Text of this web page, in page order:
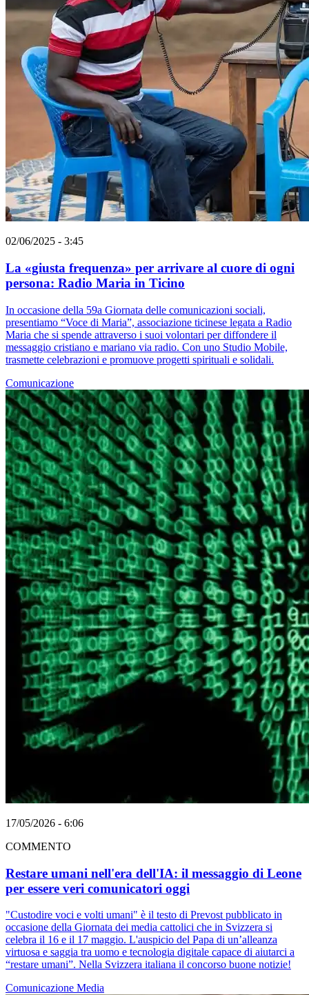
02/06/2025 - 3:45
La «giusta frequenza» per arrivare al cuore di ogni
persona: Radio Maria in Ticino
In occasione della 59a Giornata delle comunicazioni sociali,
presentiamo “Voce di Maria”, associazione ticinese legata a Radio
Maria che si spende attraverso i suoi volontari per diffondere il
messaggio cristiano e mariano via radio. Con uno Studio Mobile,
trasmette celebrazioni e promuove progetti spirituali e solidali.
Comunicazione
17/05/2026 - 6:06
COMMENTO
Restare umani nell'era dell'IA: il messaggio di Leone
per essere veri comunicatori oggi
"Custodire voci e volti umani" è il testo di Prevost pubblicato in
occasione della Giornata dei media cattolici che in Svizzera si
celebra il 16 e il 17 maggio. L'auspicio del Papa di un’alleanza
virtuosa e saggia tra uomo e tecnologia digitale capace di aiutarci a
“restare umani”. Nella Svizzera italiana il concorso buone notizie!
Comunicazione Media